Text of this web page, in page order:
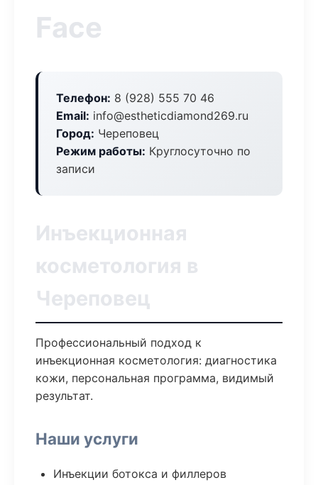
Face
Телефон: 8 (928) 555 70 46
Email: info@estheticdiamond269.ru
Город: Череповец
Режим работы: Круглосуточно по
записи
Инъекционная
косметология в
Череповец
Профессиональный подход к
инъекционная косметология: диагностика
кожи, персональная программа, видимый
результат.
Наши услуги
Инъекции ботокса и филлеров